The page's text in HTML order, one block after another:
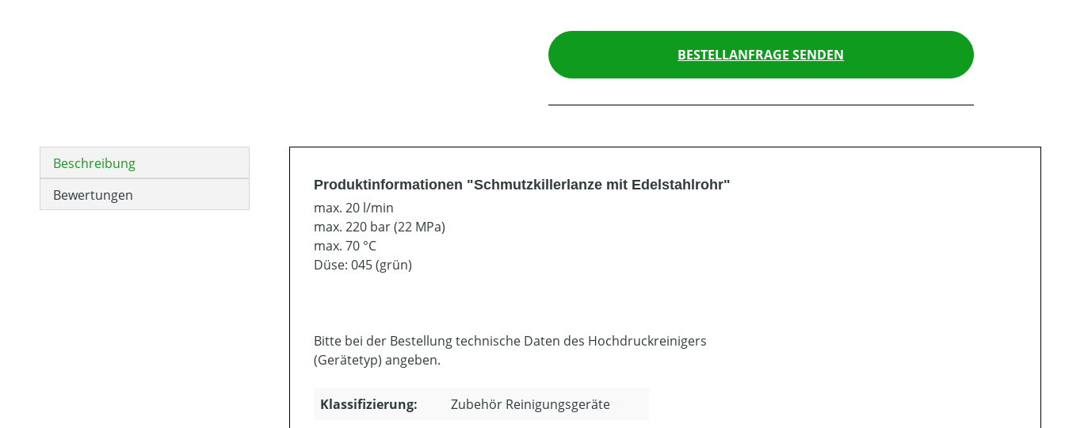
BESTELLANFRAGE SENDEN
Beschreibung
Bewertungen
Produktinformationen "Schmutzkillerlanze mit Edelstahlrohr"
max. 20 l/min
max. 220 bar (22 MPa)
max. 70 °C
Düse: 045 (grün)
Bitte bei der Bestellung technische Daten des Hochdruckreinigers
(Gerätetyp) angeben.
Klassifizierung: Zubehör Reinigungsgeräte